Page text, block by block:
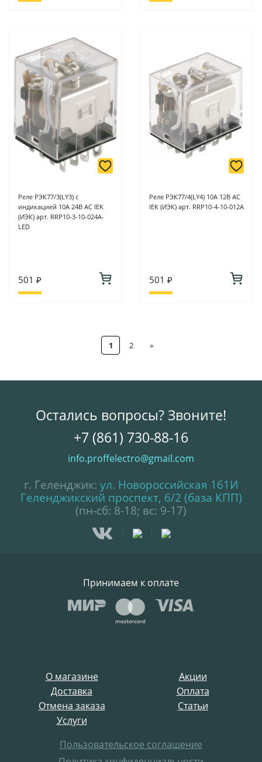
Реле РЭК77/3(LY3) с
индикацией 10А 24В АC IEK
(ИЭК) арт. RRP10-3-10-024A-
LED
501 ₽
Реле РЭК77/4(LY4) 10А 12В АC
IEK (ИЭК) арт. RRP10-4-10-012A
501 ₽
1 2 »
О магазине
Акции
Доставка
Оплата
Отмена заказа
Статьи
Услуги
Пользовательское соглашение
Остались вопросы? Звоните!
+7 (861) 730-88-16
info.proffelectro@gmail.com
г. Геленджик: ул. Новороссийская 161И
Геленджикский проспект, 6/2 (база КПП)
(пн-сб: 8-18; вс: 9-17)
Принимаем к оплате